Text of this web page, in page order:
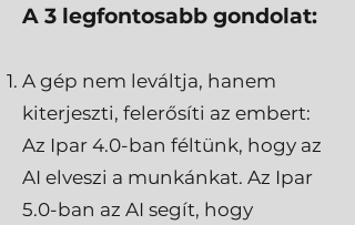
A 3 legfontosabb gondolat:
A gép nem leváltja, hanem
kiterjeszti, felerősíti az embert:
Az Ipar 4.0-ban féltünk, hogy az
AI elveszi a munkánkat. Az Ipar
5.0-ban az AI segít, hogy